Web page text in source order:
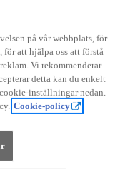
på vår webbplats, för
att hjälpa oss att förstå
Vi rekommenderar
detta kan du enkelt
inställningar nedan.
Cookie-policy